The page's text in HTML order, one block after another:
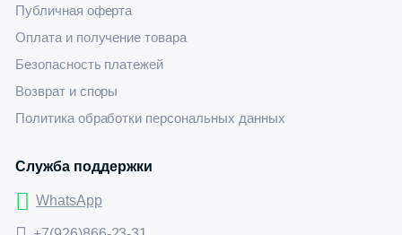
Публичная оферта
Оплата и получение товара
Безопасность платежей
Возврат и споры
Политика обработки персональных данных
Служба поддержки
WhatsApp